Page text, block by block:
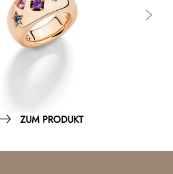
ZUM PRODUKT